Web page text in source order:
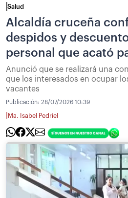
Salud
Alcaldía cruceña
despidos y
personal que acató
Anunció que se realizará una
que los interesados en ocupar
vacantes
Publicación: 28/07/2026 10:39
Ma. Isabel Pedriel